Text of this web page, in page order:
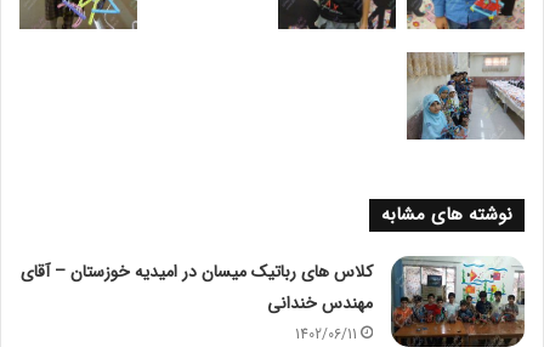
نوشته های مشابه
کلاس های رباتیک میسان در امیدیه خوزستان – آقای
مهندس خندانی
1402/06/11